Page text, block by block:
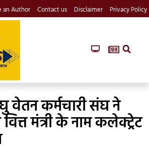
an Author Contact us Disclaimer Privacy Policy
वेतन कर्मचारी संघ ने
वित्त मंत्री के नाम कलेक्ट्रेट